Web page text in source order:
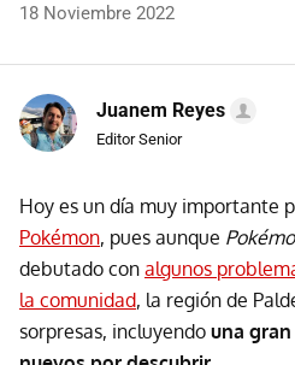
18 Noviembre 2022
Juanem Reyes
Editor Senior
Hoy es un día muy importante
Pokémon, pues aunque
debutado con algunos
la comunidad, la región de
sorpresas, incluyendo una